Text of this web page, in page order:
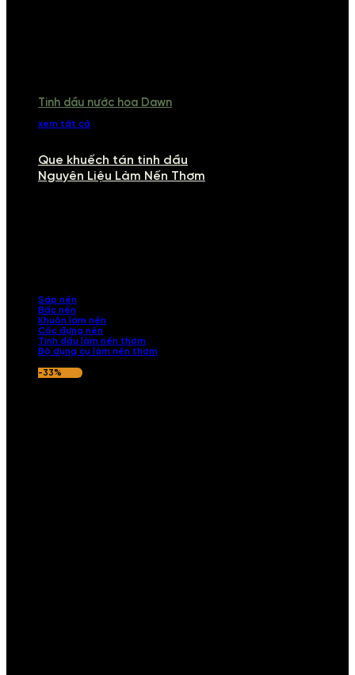
Tinh dầu nước hoa Dawn
xem tất cả
Que khuếch tán tinh dầu
Nguyên Liệu Làm Nến Thơm
Sáp nến
Bấc nến
Khuôn làm nến
Cốc đựng nến
Tinh dầu làm nến thơm
Bộ dụng cụ làm nến thơm
-33%